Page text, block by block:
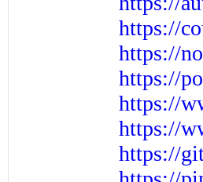
https://
https://
https://
https://
https://
https://